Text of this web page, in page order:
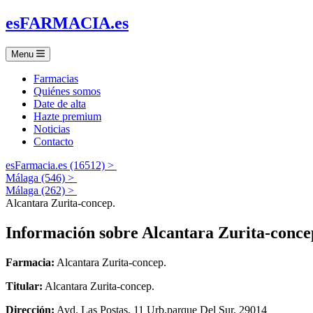
esFARMACIA.es
Menu
Farmacias
Quiénes somos
Date de alta
Hazte premium
Noticias
Contacto
esFarmacia.es (16512) >
Málaga (546) >
Málaga (262) >
Alcantara Zurita-concep.
Información sobre Alcantara Zurita-
Farmacia: Alcantara Zurita-concep.
Titular: Alcantara Zurita-concep.
Dirección: Avd. Las Postas, 11 Urb.parque Del Sur, 29014